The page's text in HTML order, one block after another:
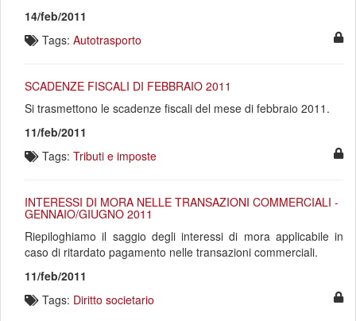
14/feb/2011
Tags: Autotrasporto
SCADENZE FISCALI DI FEBBRAIO 2011
Si trasmettono le scadenze fiscali del mese di febbraio 2011.
11/feb/2011
Tags: Tributi e imposte
INTERESSI DI MORA NELLE TRANSAZIONI COMMERCIALI -
GENNAIO/GIUGNO 2011
Riepiloghiamo il saggio degli interessi di mora applicabile in
caso di ritardato pagamento nelle transazioni commerciali.
11/feb/2011
Tags: Diritto societario